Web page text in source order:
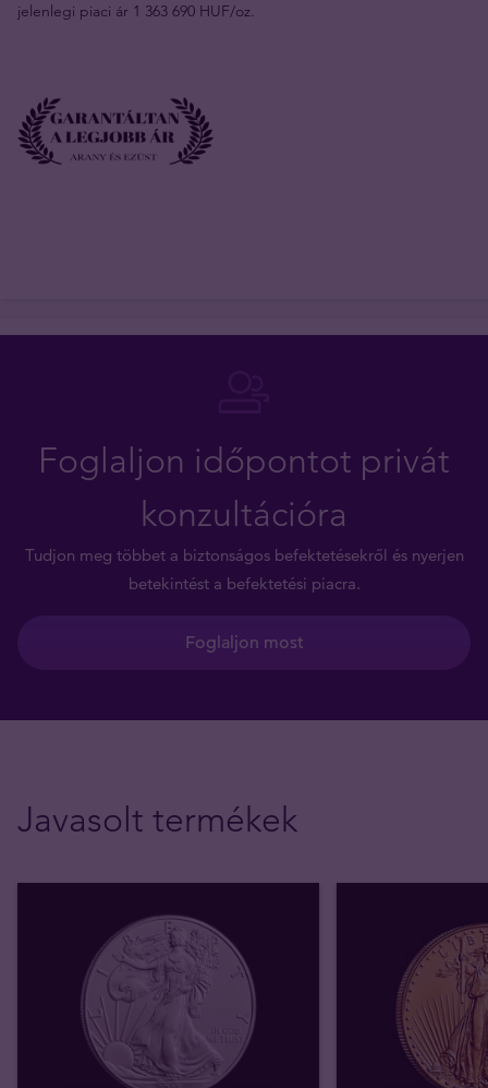
jelenlegi piaci ár 1 363 690 HUF/oz.
Foglaljon időpontot privát
konzultációra
Tudjon meg többet a biztonságos befektetésekről és nyerjen
betekintést a befektetési piacra.
Foglaljon most
Javasolt termékek